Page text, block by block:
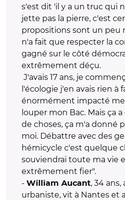
s'est dit 'il y a un truc qui
jette pas la pierre, c'est
propositions sont un peu
n'a fait que respecter la
gagné sur le côté
extrêmement déçu.
J'avais 17 ans, je
l'écologie j'en avais rien à
énormément impacté
louper mon Bac. Mais ça
de choses, ça m'a donné
moi. Débattre avec des
hémicycle c'est quelque
souviendrai toute ma vie
extrêmement fier".
- William Aucant, 34
urbaniste, vit à Nantes et